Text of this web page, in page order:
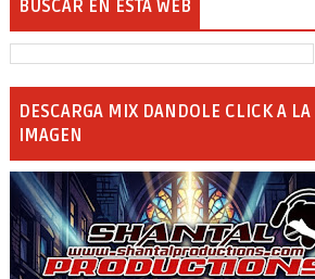
BUSCAR EN ESTÁ WEB
DESCARGA MIX DANDOLE CLICK A LA
IMAGEN